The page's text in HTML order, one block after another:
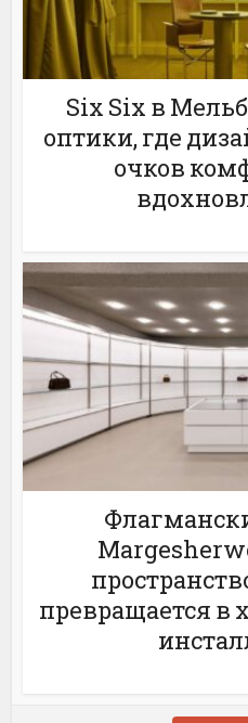
Six Six в
оптики, где
очков
превращается в